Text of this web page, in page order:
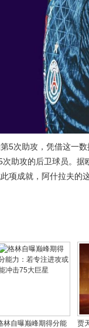
5次助攻，凭借这一
助攻的后卫球员。据
项成就，阿什拉夫的
林自曝巅峰期得分能
贾